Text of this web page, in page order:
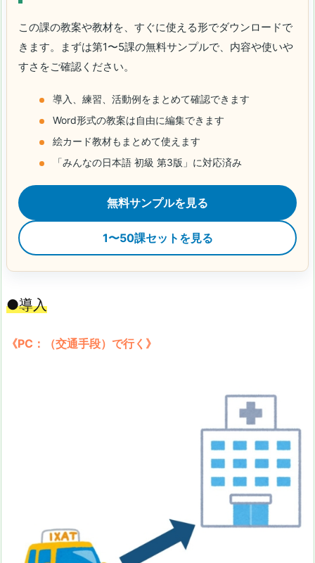
この課の教案や教材を、すぐに使える形でダウンロードで
きます。まずは第1〜5課の無料サンプルで、内容や使いや
すさをご確認ください。
導入、練習、活動例をまとめて確認できます
Word形式の教案は自由に編集できます
絵カード教材もまとめて使えます
「みんなの日本語 初級 第3版」に対応済み
無料サンプルを見る
1〜50課セットを見る
●導入
《PC：（交通手段）で行く》